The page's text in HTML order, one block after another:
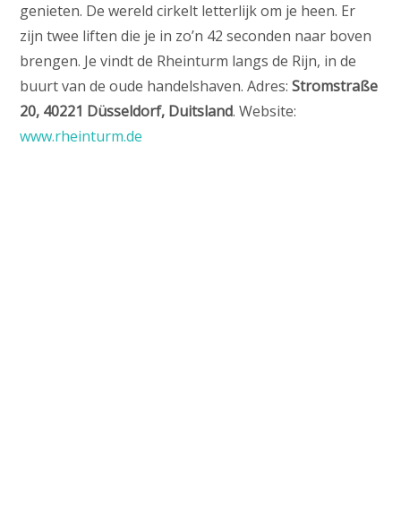
genieten. De wereld cirkelt letterlijk om je heen. Er
zijn twee liften die je in zo’n 42 seconden naar boven
brengen. Je vindt de Rheinturm langs de Rijn, in de
buurt van de oude handelshaven. Adres:Stromstraße
20, 40221 Düsseldorf, Duitsland. Website:
www.rheinturm.de